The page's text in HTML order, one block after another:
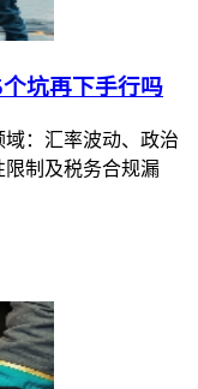
坑再下手行吗
：汇率波动、政治
制及税务合规漏